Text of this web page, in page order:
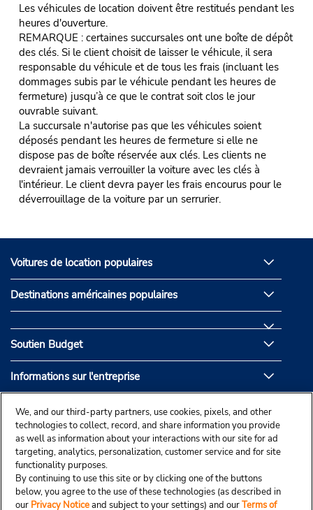
Les véhicules de location doivent être restitués pendant les
heures d'ouverture.
REMARQUE : certaines succursales ont une boîte de dépôt
des clés. Si le client choisit de laisser le véhicule, il sera
responsable du véhicule et de tous les frais (incluant les
dommages subis par le véhicule pendant les heures de
fermeture) jusqu’à ce que le contrat soit clos le jour
ouvrable suivant.
La succursale n'autorise pas que les véhicules soient
déposés pendant les heures de fermeture si elle ne
dispose pas de boîte réservée aux clés. Les clients ne
devraient jamais verrouiller la voiture avec les clés à
l'intérieur. Le client devra payer les frais encourus pour le
déverrouillage de la voiture par un serrurier.
Voitures de location populaires
Destinations américaines populaires
Soutien Budget
Informations sur l'entreprise
Partenaires de Budget
We, and our third-party partners, use cookies, pixels, and other
technologies to collect, record, and share information you provide
as well as information about your interactions with our site for ad
targeting, analytics, personalization, customer service and for site
functionality purposes.
By continuing to use this site or by clicking one of the buttons
below, you agree to the use of these technologies (as described in
our Privacy Noticeand subject to your settings) and ourTerms of